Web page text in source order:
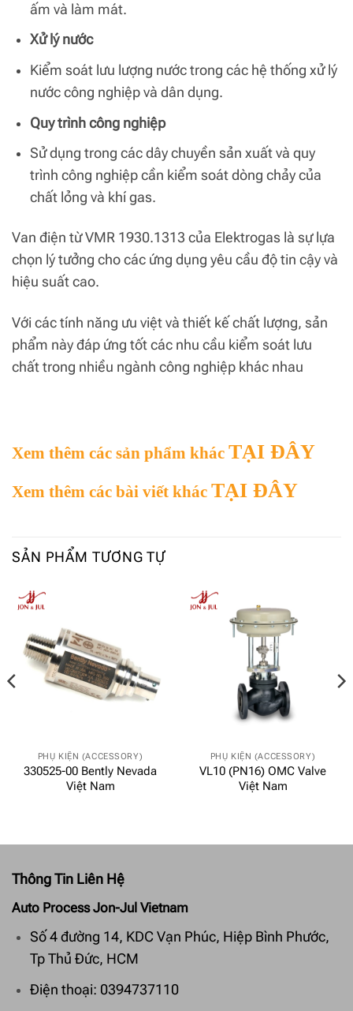
ấm và làm mát.
Xử lý nước
Kiểm soát lưu lượng nước trong các hệ thống xử lý
nước công nghiệp và dân dụng.
Quy trình công nghiệp
Sử dụng trong các dây chuyền sản xuất và quy
trình công nghiệp cần kiểm soát dòng chảy của
chất lỏng và khí gas.
Van điện từ VMR 1930.1313 của Elektrogas là sự lựa
chọn lý tưởng cho các ứng dụng yêu cầu độ tin cậy và
hiệu suất cao.
Với các tính năng ưu việt và thiết kế chất lượng, sản
phẩm này đáp ứng tốt các nhu cầu kiểm soát lưu
chất trong nhiều ngành công nghiệp khác nhau
Xem thêm các sản phẩm khác TẠI ĐÂY
Xem thêm các bài viết khác TẠI ĐÂY
SẢN PHẨM TƯƠNG TỰ
PHỤ KIỆN (ACCESSORY)
330525-00 Bently Nevada
Việt Nam
PHỤ KIỆN (ACCESSORY)
VL10 (PN16) OMC Valve
Việt Nam
Thông Tin Liên Hệ
Auto Process Jon-Jul Vietnam
Số 4 đường 14, KDC Vạn Phúc, Hiệp Bình Phước,
Tp Thủ Đức, HCM
Điện thoại: 0394737110